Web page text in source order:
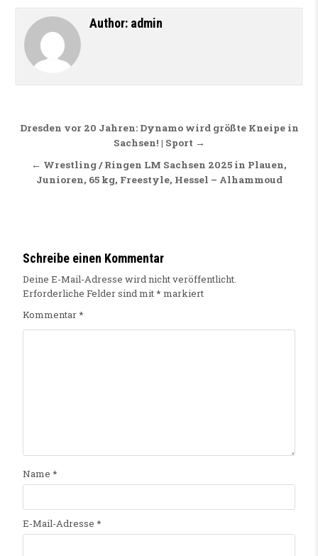
Author: admin
Beitragsnavigation
Dresden vor 20 Jahren: Dynamo wird größte Kneipe in
Sachsen! | Sport →
← Wrestling / Ringen LM Sachsen 2025 in Plauen,
Junioren, 65 kg, Freestyle, Hessel – Alhammoud
Schreibe einen Kommentar
Deine E-Mail-Adresse wird nicht veröffentlicht.
Erforderliche Felder sind mit* markiert
Kommentar*
Name *
E-Mail-Adresse *